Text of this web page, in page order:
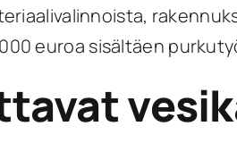
euroa sisältäen